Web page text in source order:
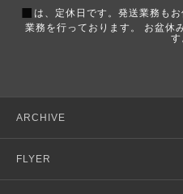
■ は、定休日です。発送業務も
業務を行っております。 お盆休
す
ARCHIVE
FLYER